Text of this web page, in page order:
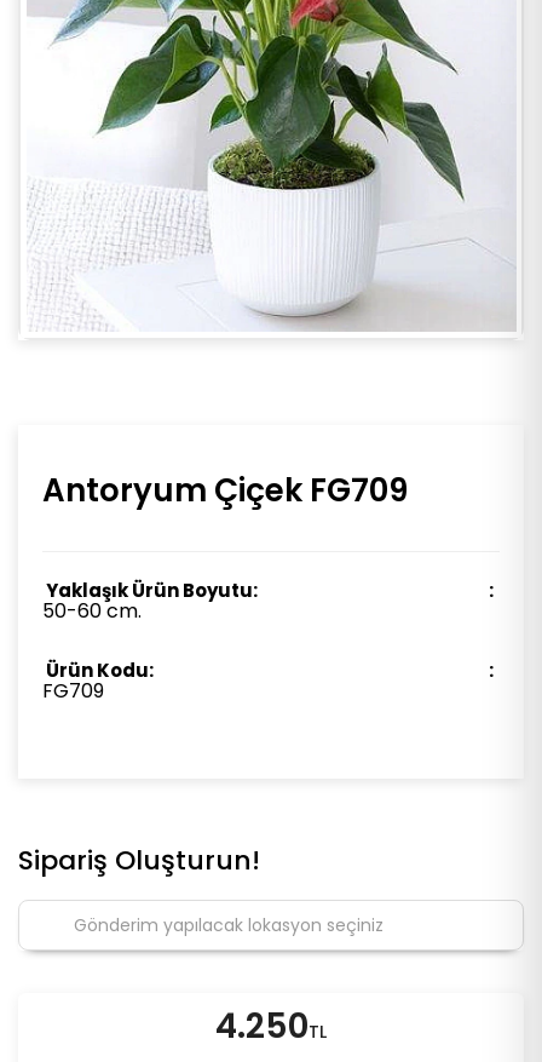
Antoryum Çiçek FG709
Yaklaşık Ürün Boyutu:
50-60 cm.
Ürün Kodu:
FG709
Sipariş Oluşturun!
4.250TL